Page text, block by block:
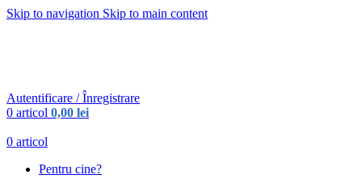
Skip to navigation Skip to main content
Autentificare / Înregistrare
0 articol 0,00 lei
0 articol
Pentru cine?